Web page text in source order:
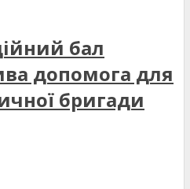
бал
допомога для
бригади